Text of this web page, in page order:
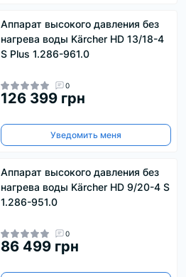
Аппарат высокого давления без
нагрева воды Kärcher HD 13/18-4
S Plus 1.286-961.0
0
126 399 грн
Уведомить меня
Аппарат высокого давления без
нагрева воды Kärcher HD 9/20-4 S
1.286-951.0
0
86 499 грн